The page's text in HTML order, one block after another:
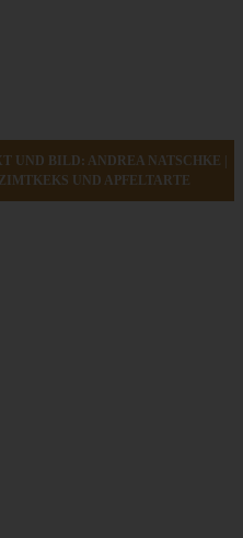
UND BILD: ANDREA NATSCHKE |
ZIMTKEKS UND APFELTARTE